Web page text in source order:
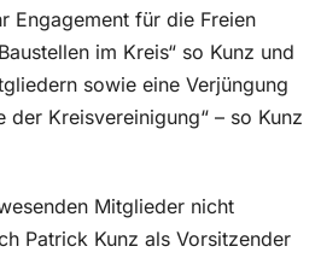
Engagement für die Freien
im Kreis“ so Kunz und
sowie eine Verjüngung
der Kreisvereinigung“ – so Kunz
Mitglieder nicht
Patrick Kunz als Vorsitzender